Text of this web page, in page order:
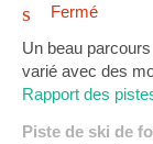
Fermé
Un beau
varié avec des
Rapport des
Piste de ski de